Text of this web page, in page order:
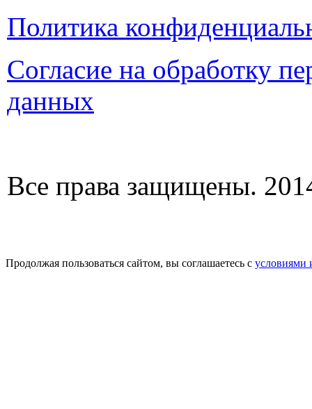
Политика
Согласие на обработку
данных
Все права защищены.
Продолжая пользоваться сайтом, вы соглашаетесь с условиями